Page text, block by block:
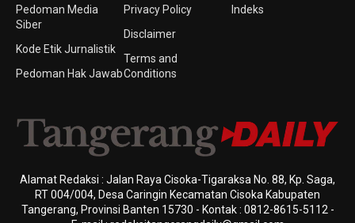
Pedoman Media
Siber
Kode Etik Jurnalistik
Pedoman Hak Jawab
Privacy Policy
Disclaimer
Terms and
Conditions
Indeks
Alamat Redaksi : Jalan Raya Cisoka-Tigaraksa No. 88, Kp. Saga,
RT 004/004, Desa Caringin Kecamatan Cisoka Kabupaten
Tangerang, Provinsi Banten 15730 - Kontak : 0812-8615-5112 -